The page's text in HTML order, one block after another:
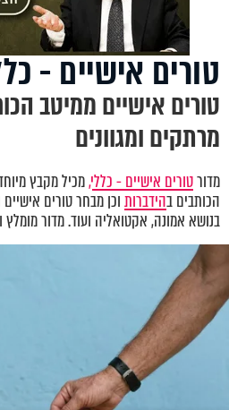
טורים אישיים -
טורים אישיים ממיטב
מרתקים ומגוונים
מדורטורים אישיים - כללי,מכיל מקבץ
הכותבים בהידברותוכן מבחר טורים
בנושא אמונה, אקטואליה ועוד. מדור מומלץ